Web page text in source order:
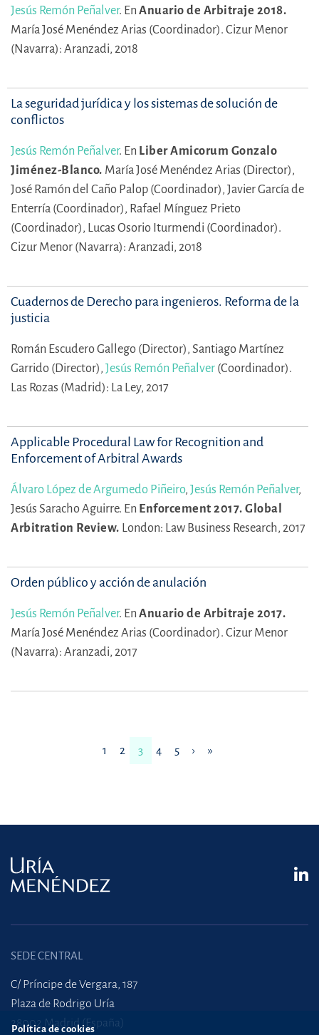
Jesús Remón Peñalver. En Anuario de Arbitraje 2018.
María José Menéndez Arias (Coordinador). Cizur Menor
(Navarra): Aranzadi, 2018
La seguridad jurídica y los sistemas de solución de
conflictos
Jesús Remón Peñalver. En Liber Amicorum Gonzalo
Jiménez-Blanco. María José Menéndez Arias (Director),
José Ramón del Caño Palop (Coordinador), Javier García de
Enterría (Coordinador), Rafael Mínguez Prieto
(Coordinador), Lucas Osorio Iturmendi (Coordinador).
Cizur Menor (Navarra): Aranzadi, 2018
Cuadernos de Derecho para ingenieros. Reforma de la
justicia
Román Escudero Gallego (Director), Santiago Martínez
Garrido (Director), Jesús Remón Peñalver (Coordinador).
Las Rozas (Madrid): La Ley, 2017
Applicable Procedural Law for Recognition and
Enforcement of Arbitral Awards
Álvaro López de Argumedo Piñeiro, Jesús Remón Peñalver,
Jesús Saracho Aguirre. En Enforcement 2017. Global
Arbitration Review. London: Law Business Research, 2017
Orden público y acción de anulación
Jesús Remón Peñalver. En Anuario de Arbitraje 2017.
María José Menéndez Arias (Coordinador). Cizur Menor
(Navarra): Aranzadi, 2017
1 2 3 4 5 › »
SEDE CENTRAL
C/ Príncipe de Vergara, 187
Plaza de Rodrigo Uría
28002 Madrid (España)
Política de cookies